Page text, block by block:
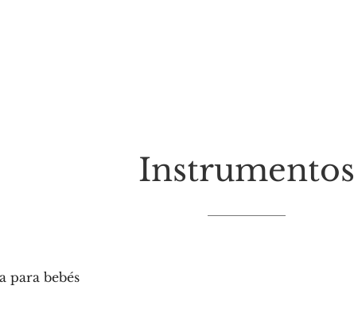
Instrumentos